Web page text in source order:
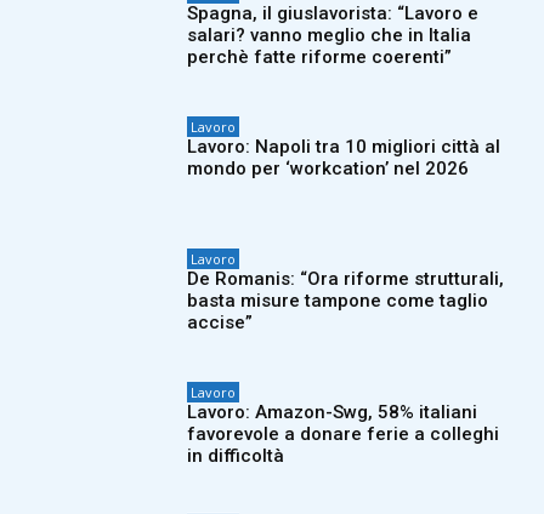
Spagna, il giuslavorista: “Lavoro e
salari? vanno meglio che in Italia
perchè fatte riforme coerenti”
Lavoro
Lavoro: Napoli tra 10 migliori città al
mondo per ‘workcation’ nel 2026
Lavoro
De Romanis: “Ora riforme strutturali,
basta misure tampone come taglio
accise”
Lavoro
Lavoro: Amazon-Swg, 58% italiani
favorevole a donare ferie a colleghi
in difficoltà